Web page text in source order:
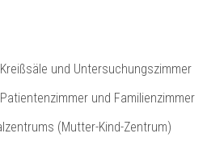
und Untersuchungszimmer
und Familienzimmer
(Mutter-Kind-Zentrum)